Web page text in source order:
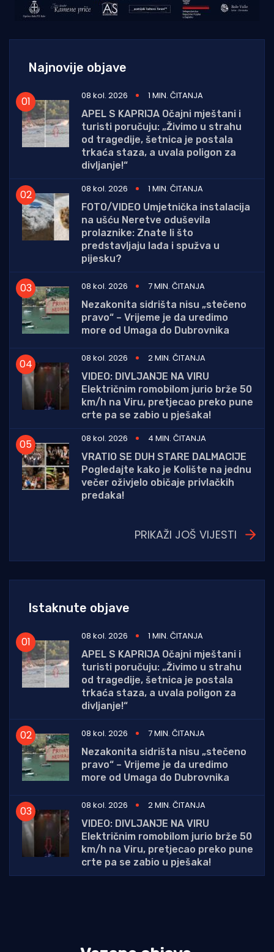
Najnovije objave
08 kol. 2026
1 MIN. ČITANJA
APEL S KAPRIJA Očajni mještani i
turisti poručuju: „Živimo u strahu
od tragedije, šetnica je postala
trkaća staza, a uvala poligon za
divljanje!“
08 kol. 2026
1 MIN. ČITANJA
FOTO/VIDEO Umjetnička instalacija
na ušću Neretve oduševila
prolaznike: Znate li što
predstavljaju lađa i spužva u
pijesku?
08 kol. 2026
7 MIN. ČITANJA
Nezakonita sidrišta nisu „stečeno
pravo“ – Vrijeme je da uredimo
more od Umaga do Dubrovnika
08 kol. 2026
2 MIN. ČITANJA
VIDEO: DIVLJANJE NA VIRU
Električnim romobilom jurio brže 50
km/h na Viru, pretjecao preko pune
crte pa se zabio u pješaka!
08 kol. 2026
4 MIN. ČITANJA
VRATIO SE DUH STARE DALMACIJE
Pogledajte kako je Kolište na jednu
večer oživjelo običaje privlačkih
predaka!
PRIKAŽI JOŠ VIJESTI
Istaknute objave
08 kol. 2026
1 MIN. ČITANJA
APEL S KAPRIJA Očajni mještani i
turisti poručuju: „Živimo u strahu
od tragedije, šetnica je postala
trkaća staza, a uvala poligon za
divljanje!“
08 kol. 2026
7 MIN. ČITANJA
Nezakonita sidrišta nisu „stečeno
pravo“ – Vrijeme je da uredimo
more od Umaga do Dubrovnika
08 kol. 2026
2 MIN. ČITANJA
VIDEO: DIVLJANJE NA VIRU
Električnim romobilom jurio brže 50
km/h na Viru, pretjecao preko pune
crte pa se zabio u pješaka!